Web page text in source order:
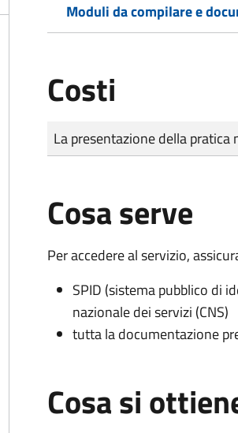
Moduli da compilare e
Costi
Tipo di pagamento
Importo
La presentazione della
Cosa serve
Per accedere al servizio,
SPID (sistema pubblico di
nazionale dei servizi (CNS)
tutta la documentazione
Cosa si